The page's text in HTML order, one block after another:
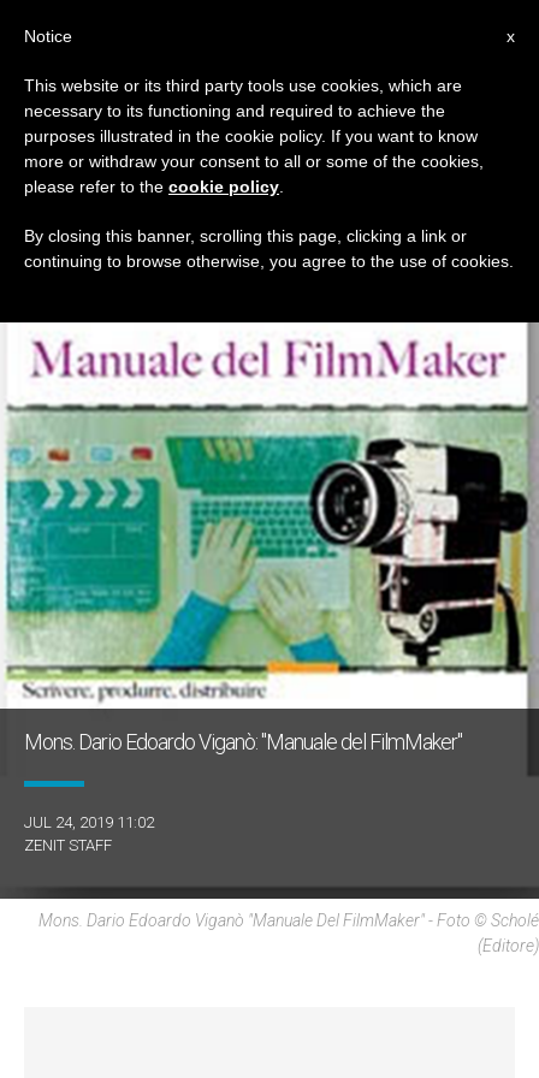
TAG
Posts Tagged ‘Scholé’
ULTIME NOTIZIE
Mons. Dario Edoardo Viganò: "Manuale del FilmMaker"
JUL 24, 2019 11:02
ZENIT STAFF
Mons. Dario Edoardo Viganò "Manuale Del FilmMaker" - Foto © Scholé
(editore)
x
Notice
This website or its third party tools use cookies, which are
necessary to its functioning and required to achieve the
purposes illustrated in the cookie policy. If you want to know
more or withdraw your consent to all or some of the cookies,
please refer to the cookie policy
By closing this banner, scrolling this page, clicking a link or
continuing to browse otherwise, you agree to the use of cookies.